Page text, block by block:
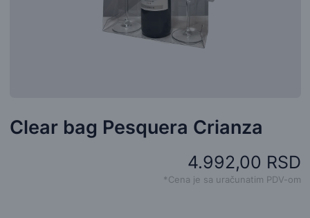
Clear bag Pesquera Crianza
4.992,00 RSD
*Cena je sa uračunatim PDV-om